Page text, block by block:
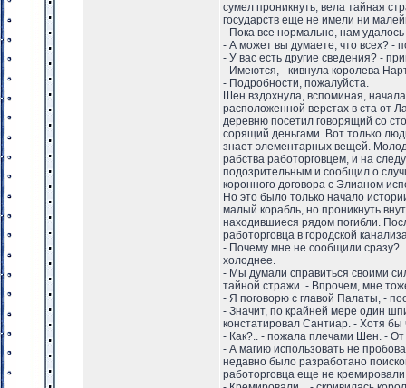
сумел проникнуть, вела тайная
государств еще не имели ни
- Пока все нормально, нам удалось
- А может вы думаете, что всех? -
- У вас есть другие сведения? -
- Имеются, - кивнула королева
- Подробности, пожалуйста.
Шен вздохнула, вспоминая,
расположенной верстах в ста от
деревню посетил говорящий со
сорящий деньгами. Вот только
знает элементарных вещей.
рабства работорговцем, и на
подозрительным и сообщил о
коронного договора с Элианом
Но это было только начало
малый корабль, но проникнуть
находившиеся рядом погибли.
работорговца в городской
- Почему мне не сообщили
холоднее.
- Мы думали справиться своими
тайной стражи. - Впрочем, мне
- Я поговорю с главой Палаты, -
- Значит, по крайней мере один
констатировал Сантиар. - Хотя
- Как?.. - пожала плечами Шен. - От
- А магию использовать не
недавно было разработано
работорговца еще не